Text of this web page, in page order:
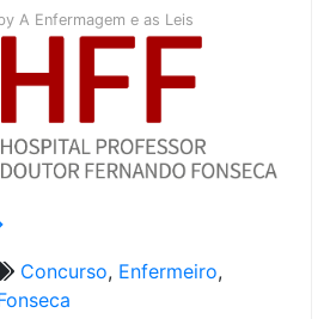
A Enfermagem e as Leis
Concurso, Enfermeiro,